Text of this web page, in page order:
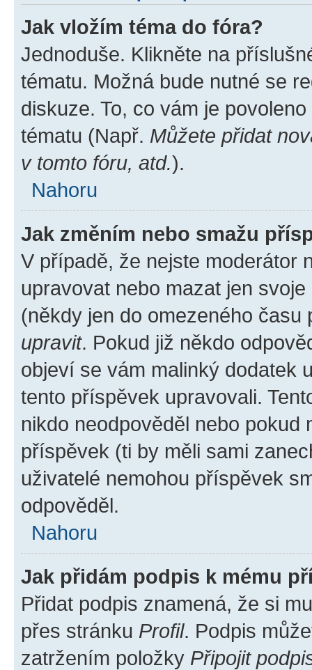
Jak vložím téma do fóra?
Jednoduše. Klikněte na
tématu. Možná bude nutné se
diskuze. To, co vám je
tématu (Např. Můžete přidat
v tomto fóru, atd.).
Nahoru
Jak změním nebo smažu
V případě, že nejste moderátor
upravovat nebo mazat jen
(někdy jen do omezeného
upravit. Pokud již někdo
objeví se vám malinký dodatek
tento příspěvek upravovali.
nikdo neodpověděl nebo pokud
příspěvek (ti by měli sami
uživatelé nemohou příspěvek
odpověděl.
Nahoru
Jak přidám podpis k mému
Přidat podpis znamená, že si
přes stránku Profil. Podpis
zatržením položky Připojit